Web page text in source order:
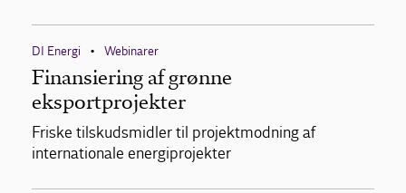
DI Energi • Webinarer
Finansiering af grønne
eksportprojekter
Friske tilskudsmidler til projektmodning af
internationale energiprojekter